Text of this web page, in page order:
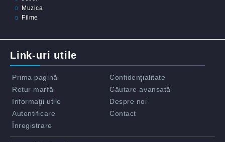
Muzica
Filme
Link-uri utile
Prima pagină
Retur marfă
Informaţii utile
Autentificare
Înregistrare
Confidenţialitate
Căutare avansată
Despre noi
Contact